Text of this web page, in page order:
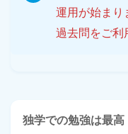
運用が始まり
過去問をご利
独学での勉強は最高